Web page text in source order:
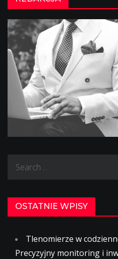
Search
OSTATNIE WPISY
Tlenomierze w
Precyzyjny monitoring i